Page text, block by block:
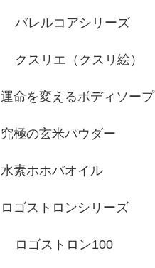
バレルコアシリーズ
クスリエ（クスリ絵）
運命を変えるボディソープ
究極の玄米パウダー
水素ホホバオイル
ロゴストロンシリーズ
ロゴストロン100